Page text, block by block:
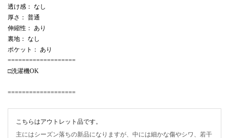
透け感： なし
厚さ： 普通
伸縮性： あり
裏地： なし
ポケット： あり
===================
□洗濯機OK
===================
こちらはアウトレット品です。
主にはシーズン落ちの新品になりますが、中には細かな傷やシワ、若干